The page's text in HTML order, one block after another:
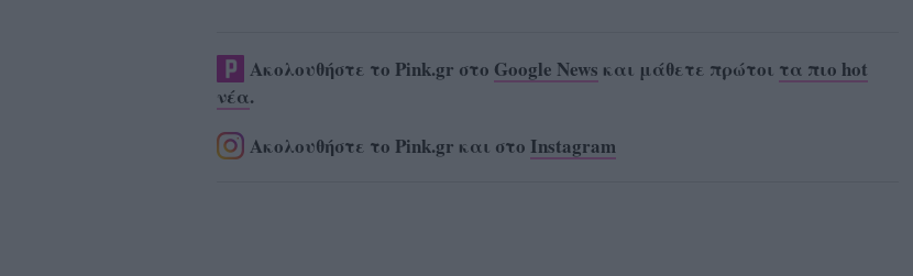
Ακολουθήστε το Pink.gr στο Google News και μάθετε πρώτοι τα πιο hot
νέα.
Ακολουθήστε το Pink.gr και στο Instagram